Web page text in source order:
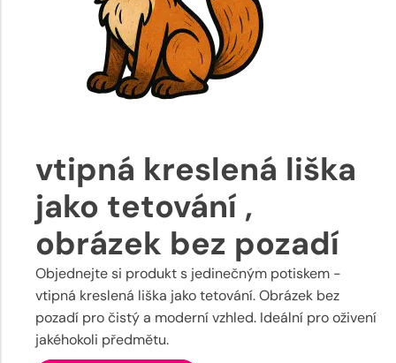
vtipná kreslená liška
jako tetování ,
obrázek bez pozadí
Objednejte si produkt s jedinečným potiskem -
vtipná kreslená liška jako tetování. Obrázek bez
pozadí pro čistý a moderní vzhled. Ideální pro oživení
jakéhokoli předmětu.